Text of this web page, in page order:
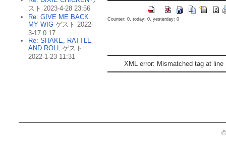
Counter: 0, today: 0, yesterday: 0
XML error: Mismatched tag at line
スト 2023-4-28 23:56
Re: GIVE ME BACK
MY WIG ゲスト 2022-
3-17 0:17
Re: SHAKE, RATTLE
AND ROLL ゲスト
2022-1-23 11:31